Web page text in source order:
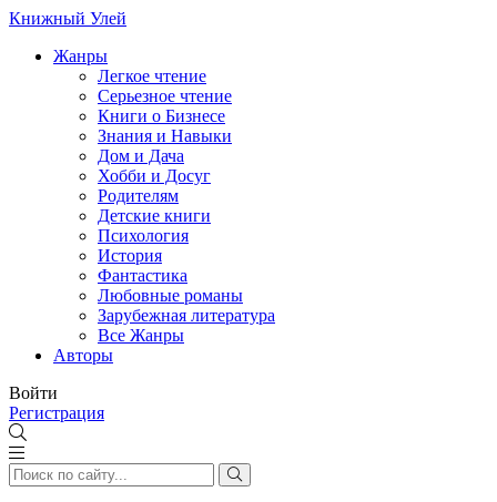
Книжный Улей
Жанры
Легкое чтение
Серьезное чтение
Книги о Бизнесе
Знания и Навыки
Дом и Дача
Хобби и Досуг
Родителям
Детские книги
Психология
История
Фантастика
Любовные романы
Зарубежная литература
Все Жанры
Авторы
Войти
Регистрация